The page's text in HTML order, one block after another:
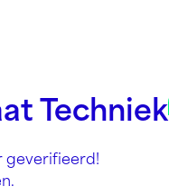
Techniek
geverifieerd!